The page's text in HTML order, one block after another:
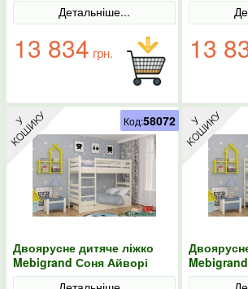
ящикамиДетальніше...
13 834 грн.
ящиками
13
Двоярусне дитяче ліжко
Mebigrand Соня Айворі
(S0505Y30R) 80х200 з
Код:58072